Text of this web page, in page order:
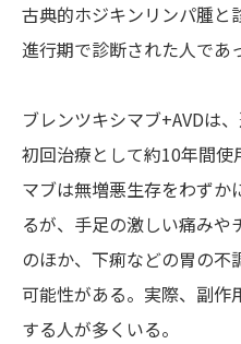
古典的ホジキンリンパ腫と
進行期で診断された人であ
ブレンツキシマブ+AVDは
初回治療として約10年間
マブは無増悪生存をわずか
るが、手足の激しい痛みや
のほか、下痢などの胃の不
可能性がある。実際、副作
する人が多くいる。